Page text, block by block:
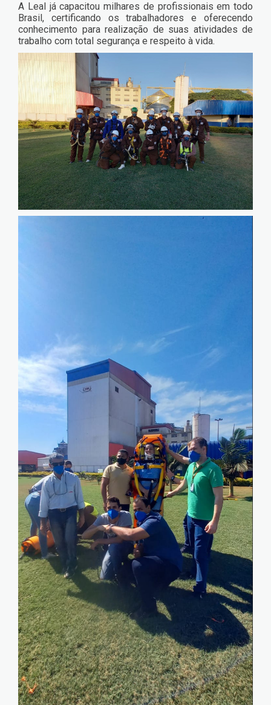
A Leal já capacitou milhares de profissionais em todo
Brasil, certificando os trabalhadores e oferecendo
conhecimento para realização de suas atividades de
trabalho com total segurança e respeito à vida.